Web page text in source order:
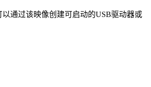
通过该映像创建可启动的USB驱动器或